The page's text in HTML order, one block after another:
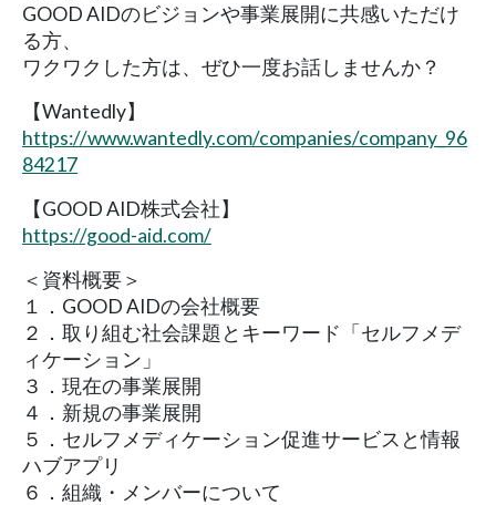
GOOD AIDのビジョンや事業展開に共感いただけ
る方、
ワクワクした方は、ぜひ一度お話しませんか？
【Wantedly】
https://www.wantedly.com/companies/company_96
84217
【GOOD AID株式会社】
https://good-aid.com/
＜資料概要＞
１．GOOD AIDの会社概要
２．取り組む社会課題とキーワード「セルフメデ
ィケーション」
３．現在の事業展開
４．新規の事業展開
５．セルフメディケーション促進サービスと情報
ハブアプリ
６．組織・メンバーについて